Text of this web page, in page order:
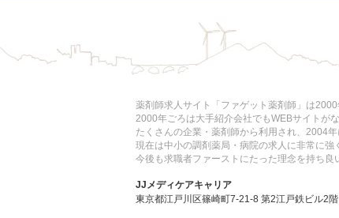
薬剤師求人サイト「ファゲット薬剤師」は
2000年ごろは大手紹介会社でもWEBサイトが
たくさんの企業・薬剤師から利用され、2004
現在は中小の調剤薬局・病院の求人に非常に強
今後も求職者ファーストにたった理念を持ち良
JJメディケアキャリア
東京都江戸川区篠崎町7-21-8 第2江戸鉄ビル2階